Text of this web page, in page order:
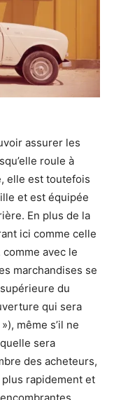
assurer les
roule à
elle est toutefois
et est équipée
En plus de la
ici comme celle
comme avec le
marchandises se
du
qui sera
même s’il ne
sera
des acheteurs,
rapidement et